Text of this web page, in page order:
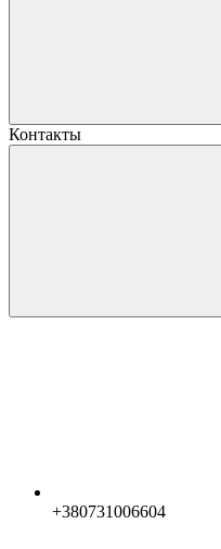
Контакты
+380731006604